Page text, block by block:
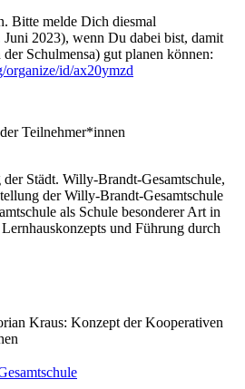
Bitte melde Dich diesmal
Juni 2023), wenn Du dabei bist, damit
Schulmensa) gut planen können:
organize/id/ax20ymzd
Teilnehmer*innen
Städt. Willy-Brandt-Gesamtschule,
der Willy-Brandt-Gesamtschule
als Schule besonderer Art in
und Führung durch
Kraus: Konzept der Kooperativen